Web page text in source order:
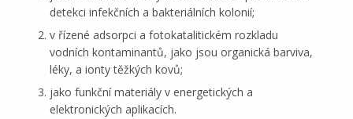
detekci infekčních a bakteriálních kolonií;
v řízené adsorpci a fotokatalitickém rozkladu
vodních kontaminantů, jako jsou organická barviva,
léky, a ionty těžkých kovů;
jako funkční materiály v energetických a
elektronických aplikacích.